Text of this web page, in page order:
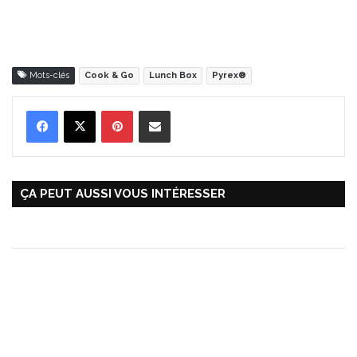
Mots-clés Cook & Go Lunch Box Pyrex®
ÇA PEUT AUSSI VOUS INTÉRESSER